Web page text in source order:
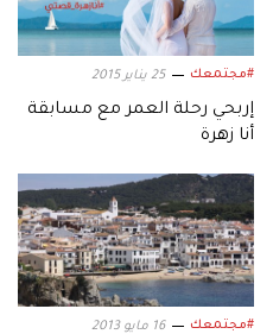
#مجتمعك 25 يناير 2015
إربحي رحلة العمر مع مسابقة
أنا زهرة
#مجتمعك 16 مايو 2013